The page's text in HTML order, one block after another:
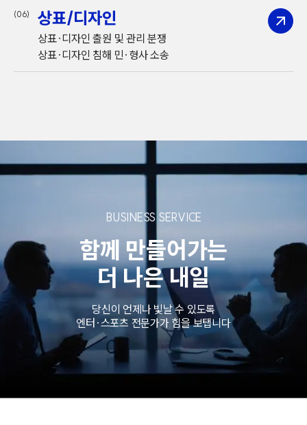
(06) 상표/디자인
상표·디자인 출원 및 관리 분쟁
상표·디자인 침해 민·형사 소송
BUSINESS SERVICE
함께 만들어가는
더 나은 내일
당신이 언제나 빛날 수 있도록
엔터·스포츠 전문가가 힘을 보탭니다